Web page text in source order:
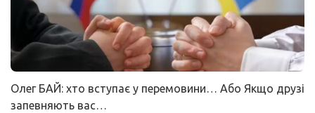
Олег БАЙ: хто вступає у перемовини… Або Якщо друзі
запевняють вас…